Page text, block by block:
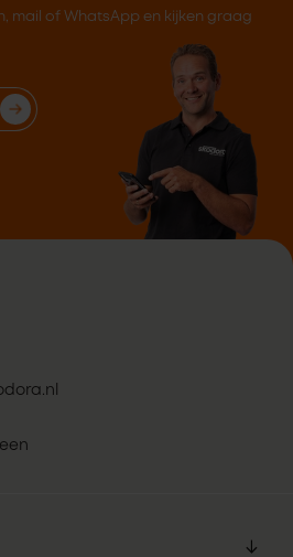
mail of WhatsApp en kijken graag